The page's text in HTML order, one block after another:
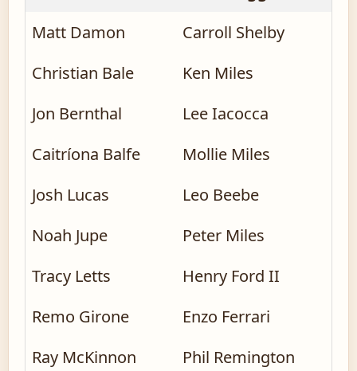
Matt Damon
Carroll Shelby
Christian Bale
Ken Miles
Jon Bernthal
Lee Iacocca
Caitríona Balfe
Mollie Miles
Josh Lucas
Leo Beebe
Noah Jupe
Peter Miles
Tracy Letts
Henry Ford II
Remo Girone
Enzo Ferrari
Ray McKinnon
Phil Remington